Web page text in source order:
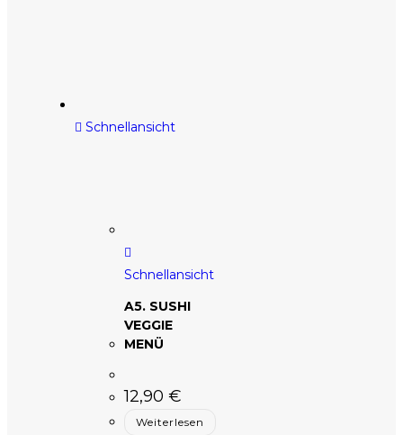
Schnellansicht
Schnellansicht
A5. SUSHI
VEGGIE
MENÜ
12,90 €
Weiterlesen